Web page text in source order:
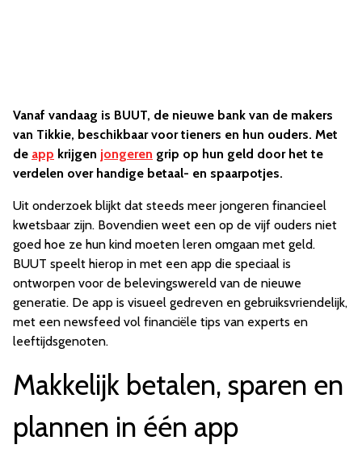
Vanaf vandaag is BUUT, de nieuwe bank van de makers
van Tikkie, beschikbaar voor tieners en hun ouders. Met
de app krijgen jongeren grip op hun geld door het te
verdelen over handige betaal- en spaarpotjes.
Uit onderzoek blijkt dat steeds meer jongeren financieel
kwetsbaar zijn. Bovendien weet een op de vijf ouders niet
goed hoe ze hun kind moeten leren omgaan met geld.
BUUT speelt hierop in met een app die speciaal is
ontworpen voor de belevingswereld van de nieuwe
generatie. De app is visueel gedreven en gebruiksvriendelijk,
met een newsfeed vol financiële tips van experts en
leeftijdsgenoten.
Makkelijk betalen, sparen en
plannen in één app